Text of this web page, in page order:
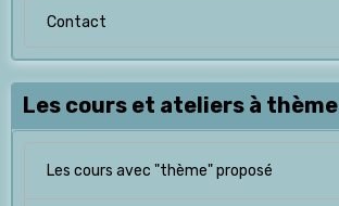
Contact
Les cours et ateliers à thème
Les cours avec "thème" proposé